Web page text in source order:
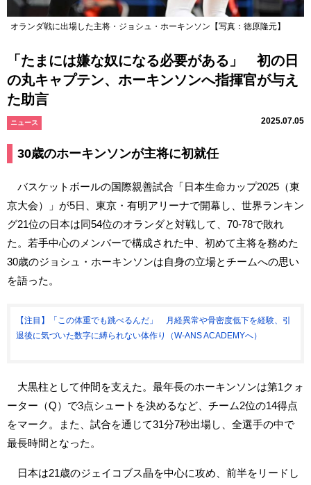
オランダ戦に出場した主将・ジョシュ・ホーキンソン【写真：徳原隆元】
「たまには嫌な奴になる必要がある」 初の日
の丸キャプテン、ホーキンソンへ指揮官が与え
た助言
ニュース 2025.07.05
30歳のホーキンソンが主将に初就任
バスケットボールの国際親善試合「日本生命カップ2025（東
京大会）」が5日、東京・有明アリーナで開幕し、世界ランキン
グ21位の日本は同54位のオランダと対戦して、70-78で敗れ
た。若手中心のメンバーで構成された中、初めて主将を務めた
30歳のジョシュ・ホーキンソンは自身の立場とチームへの思い
を語った。
【注目】「この体重でも跳べるんだ」 月経異常や骨密度低下を経験、引
退後に気づいた数字に縛られない体作り（W-ANS ACADEMYへ）
大黒柱として仲間を支えた。最年長のホーキンソンは第1クォ
ーター（Q）で3点シュートを決めるなど、チーム2位の14得点
をマーク。また、試合を通じて31分7秒出場し、全選手の中で
最長時間となった。
日本は21歳のジェイコブス晶を中心に攻め、前半をリードし